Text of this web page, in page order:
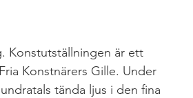
Konstutställningen är ett
Konstnärers Gille. Under
tända ljus i den fina